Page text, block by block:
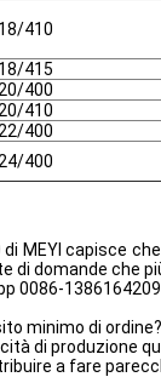
18/410
18/415
20/400
20/410
22/400
24/400
di MEYI capisce
di domande che
0086-
minimo di ordine?
di produzione
a fare